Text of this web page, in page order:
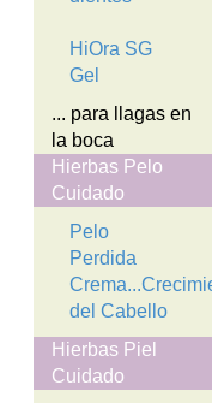
HiOra SG
Gel
... para llagas en
la boca
Hierbas Pelo
Cuidado
Pelo
Perdida
del Cabello
Hierbas Piel
Cuidado